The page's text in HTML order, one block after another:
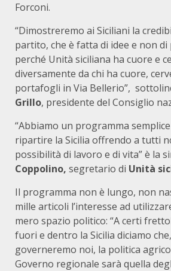
Forconi.
“Dimostreremo ai Siciliani la
partito, che è fatta di idee e non
perché Unità siciliana ha cuore e
diversamente da chi ha cuore,
portafogli in Via Bellerio”,
Grillo, presidente del Consiglio
“Abbiamo un programma
ripartire la Sicilia offrendo a tutti
possibilità di lavoro e di vita” è la
Coppolino, segretario di Unità
Il programma non è lungo, non
mille articoli l’interesse ad
mero spazio politico: “A certi
fuori e dentro la Sicilia diciamo
governeremo noi, la politica
Governo regionale sarà quella